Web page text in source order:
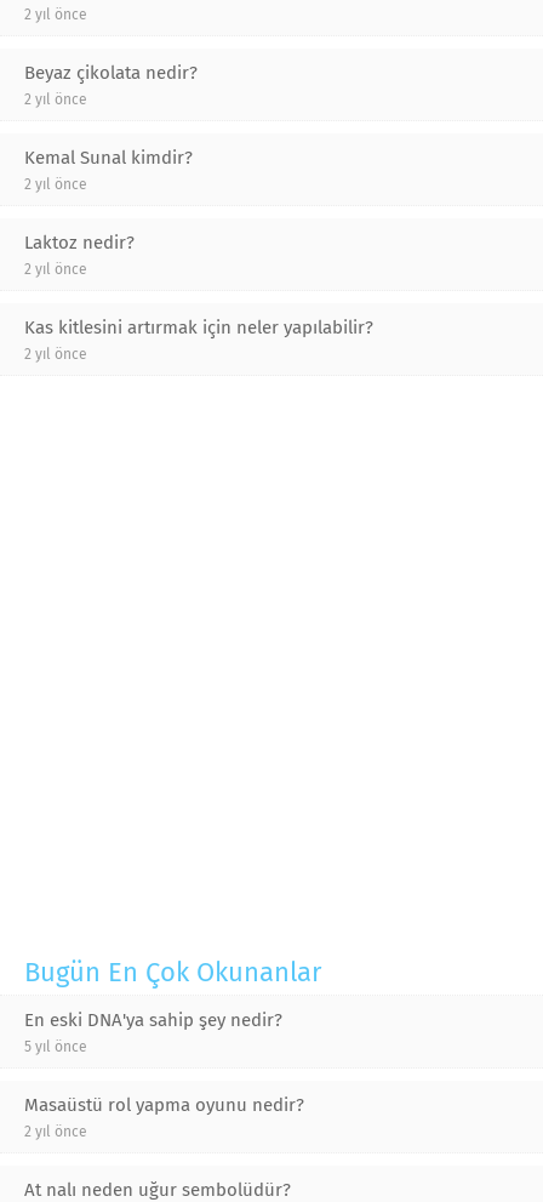
2 yıl önce
Beyaz çikolata nedir?
2 yıl önce
Kemal Sunal kimdir?
2 yıl önce
Laktoz nedir?
2 yıl önce
Kas kitlesini artırmak için neler yapılabilir?
2 yıl önce
Bugün En Çok Okunanlar
En eski DNA'ya sahip şey nedir?
5 yıl önce
Masaüstü rol yapma oyunu nedir?
2 yıl önce
At nalı neden uğur sembolüdür?